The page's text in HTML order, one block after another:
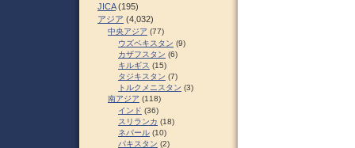
JICA(195)
アジア (4,032)
中央アジア (77)
ウズベキスタン (9)
カザフスタン (6)
キルギス (15)
タジキスタン (7)
トルクメニスタン (3)
南アジア (118)
インド (36)
スリランカ (18)
ネパール (10)
パキスタン (2)